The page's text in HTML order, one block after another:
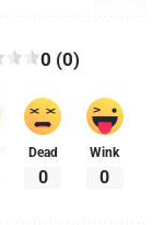
0 (0)
Dead
0
Wink
0